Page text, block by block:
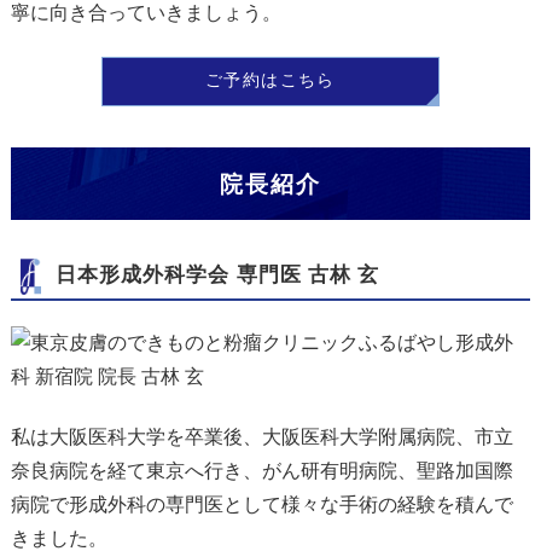
寧に向き合っていきましょう。
ご予約はこちら
院長紹介
日本形成外科学会 専門医 古林 玄
私は大阪医科大学を卒業後、大阪医科大学附属病院、市立
奈良病院を経て東京へ行き、がん研有明病院、聖路加国際
病院で形成外科の専門医として様々な手術の経験を積んで
きました。